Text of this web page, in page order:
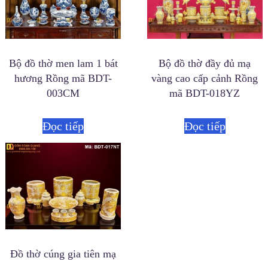
Bộ đồ thờ men lam 1 bát
hương Rồng mã BDT-
003CM
Đọc tiếp
Bộ đồ thờ đầy đủ mạ
vàng cao cấp cảnh Rồng
mã BDT-018YZ
Đọc tiếp
Đồ thờ cúng gia tiên mạ